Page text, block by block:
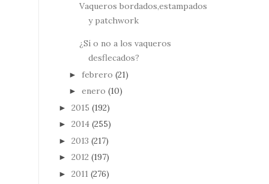
Vaqueros bordados,estampados
y patchwork
¿Sí o no a los vaqueros
desflecados?
► febrero (21)
► enero (10)
► 2015 (192)
► 2014 (255)
► 2013 (217)
► 2012 (197)
► 2011 (276)